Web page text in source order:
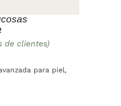
de clientes)
para piel,